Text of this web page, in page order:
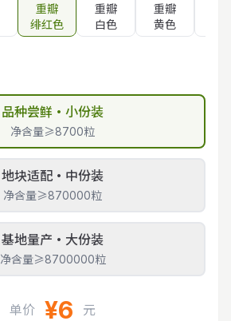
重瓣
绯红色
重瓣
白色
重瓣
黄色
品种尝鲜・小份装
净含量≥8700粒
地块适配・中份装
净含量≥870000粒
基地量产・大份装
净含量≥8700000粒
单价 ¥6 元